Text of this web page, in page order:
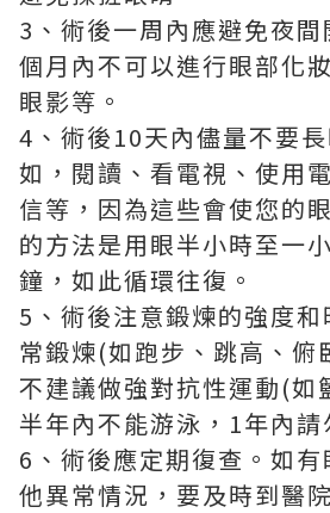
3、術後一周內應避免夜
個月內不可以進行眼部化
眼影等。
4、術後10天內儘量不要
如，閱讀、看電視、使用
信等，因為這些會使您的
的方法是用眼半小時至一
鐘，如此循環往復。
5、術後注意鍛煉的強度
常鍛煉(如跑步、跳高、俯
不建議做強對抗性運動(如
半年內不能游泳，1年內請
6、術後應定期復查。如
他異常情況，要及時到醫